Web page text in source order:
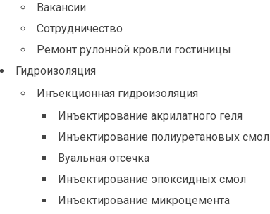
Вакансии
Сотрудничество
Ремонт рулонной кровли гостиницы
Гидроизоляция
Инъекционная гидроизоляция
Инъектирование акрилатного геля
Инъектирование полиуретановых смол
Вуальная отсечка
Инъектирование эпоксидных смол
Инъектирование микроцемента